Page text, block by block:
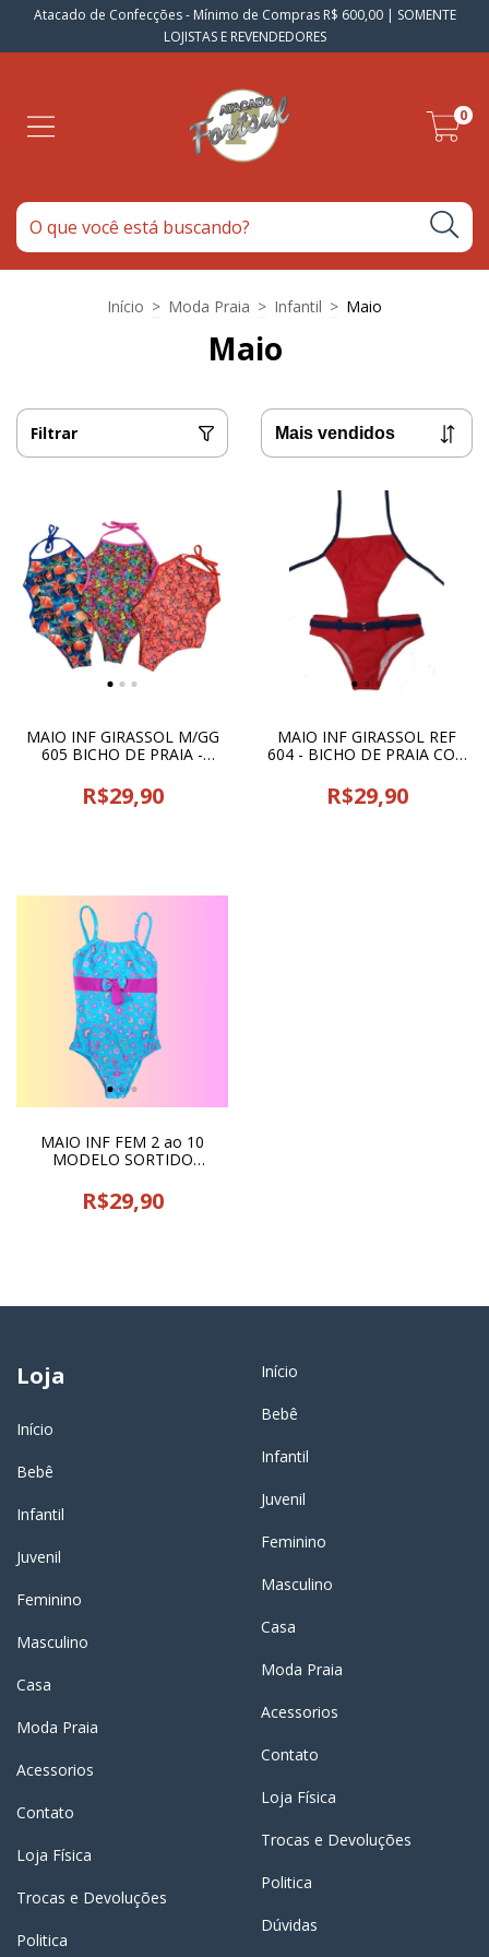
Atacado de Confecções - Mínimo de Compras R$ 600,00 | SOMENTE
LOJISTAS E REVENDEDORES
0
Início > Moda Praia > Infantil > Maio
Maio
Filtrar
MAIO INF GIRASSOL M/GG
605 BICHO DE PRAIA -
R$29,90
MAIO INF GIRASSOL REF
604 - BICHO DE PRAIA COD
R$29,90
MAIO INF FEM 2 ao 10
MODELO SORTIDO
R$29,90
Loja
Início
Bebê
Infantil
Juvenil
Feminino
Masculino
Casa
Moda Praia
Acessorios
Contato
Loja Física
Trocas e Devoluções
Politica
Início
Bebê
Infantil
Juvenil
Feminino
Masculino
Casa
Moda Praia
Acessorios
Contato
Loja Física
Trocas e Devoluções
Politica
Dúvidas